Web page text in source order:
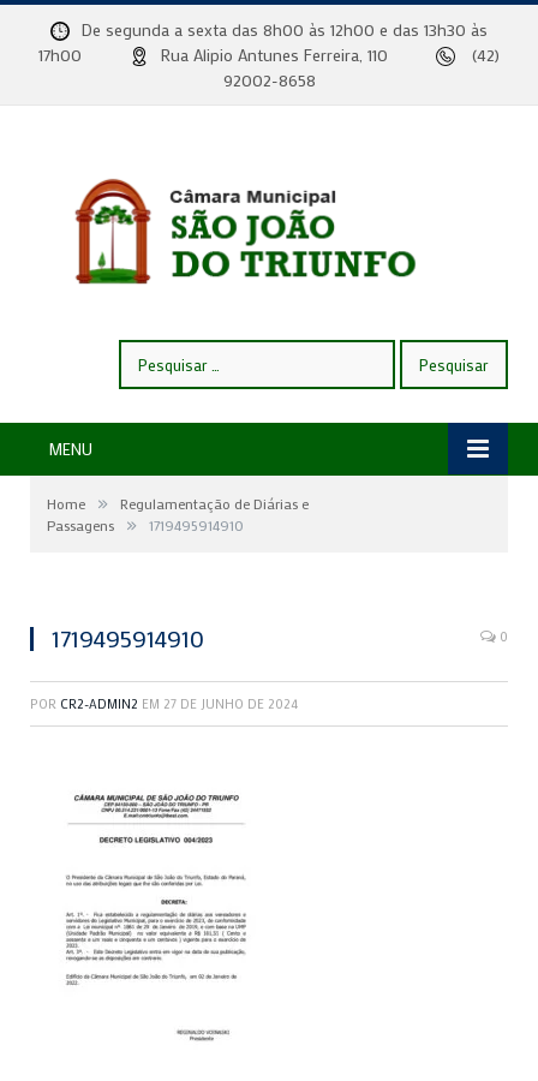
De segunda a sexta das 8h00 às 12h00 e das 13h30 às
17h00
Rua Alipio Antunes Ferreira, 110
(42)
92002-8658
por:
MENU
Home »
Regulamentação de Diárias e
Passagens
» 1719495914910
1719495914910 0
POR CR2-ADMIN2 EM 27 DE JUNHO DE 2024